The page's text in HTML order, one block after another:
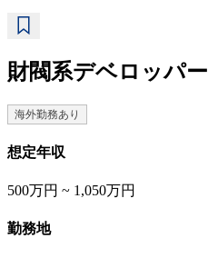
財閥系デベロッパー
海外勤務あり
想定年収
500万円 ~ 1,050万円
勤務地